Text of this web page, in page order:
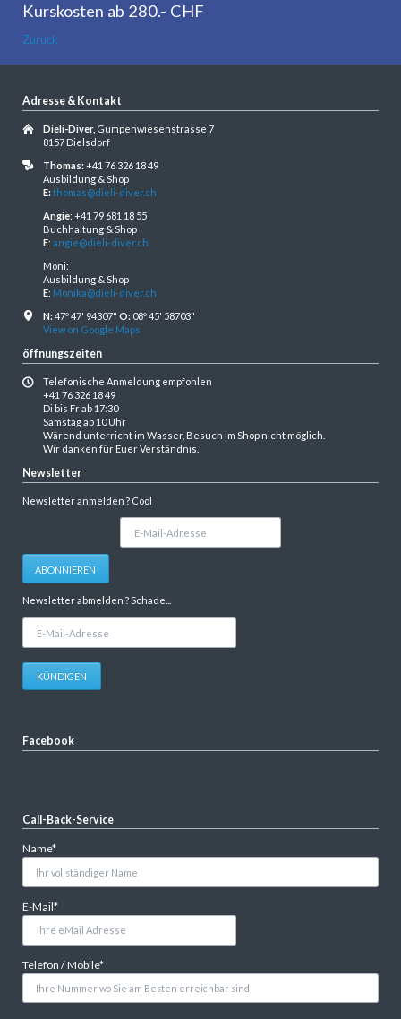
Kurskosten ab 280.- CHF
Zurück
Adresse & Kontakt
Dieli-Diver, Gumpenwiesenstrasse 7
8157 Dielsdorf
Thomas:+41 76 326 18 49
Ausbildung & Shop
E:thomas@dieli-diver.ch
Angie: +41 79 681 18 55
Buchhaltung & Shop
E: angie@dieli-diver.ch
Moni:
Ausbildung & Shop
E: Monika@dieli-diver.ch
N:47º 47' 94307" O:08º 45' 58703"
View on Google Maps
öffnungszeiten
Telefonische Anmeldung empfohlen
+41 76 326 18 49
Di bis Fr ab 17:30
Samstag ab 10 Uhr
Wärend unterricht im Wasser, Besuch im Shop nicht möglich.
Wir danken für Euer Verständnis.
Newsletter
Newsletter anmelden ? Cool
Adresse
ABONNIEREN
Newsletter abmelden ? Schade...
Adresse
KÜNDIGEN
Facebook
Call-Back-Service
Pflichtfeld
Name*
Pflichtfeld
E-Mail*
Pflichtfeld
Telefon / Mobile*